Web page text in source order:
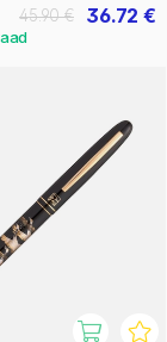
36.72 €
45.90 €